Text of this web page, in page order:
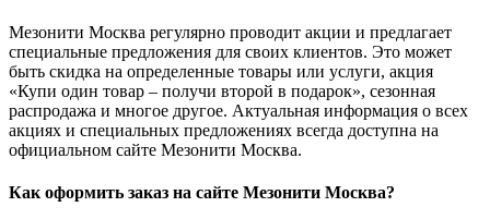
Мезонити Москва регулярно проводит акции и предлагает
специальные предложения для своих клиентов. Это может
быть скидка на определенные товары или услуги, акция
«Купи один товар – получи второй в подарок», сезонная
распродажа и многое другое. Актуальная информация о всех
акциях и специальных предложениях всегда доступна на
официальном сайте Мезонити Москва.
Как оформить заказ на сайте Мезонити Москва?